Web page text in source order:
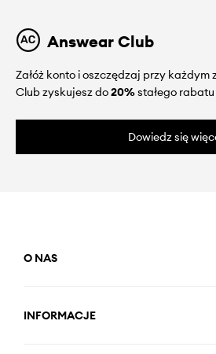
Answear Club
Załóż konto i oszczędzaj przy każdym
Club zyskujesz do20%stałego
Dowiedz się
O NAS
INFORMACJE